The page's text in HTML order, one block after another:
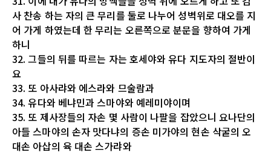
사 찬송 하는 자의 큰 무리를 둘로 나누어 성벽위로 대오를 지
어 가게 하였는데 한 무리는 오른쪽으로 분문을 향하여 가게
하니
32. 그들의 뒤를 따르는 자는 호세야와 유다 지도자의 절반이
요
33. 또 아사랴와 에스라와 므술람과
34. 유다와 베냐민과 스마야와 예레미야이며
35. 또 제사장들의 자손 몇 사람이 나팔을 잡았으니 요나단의
아들 스마야의 손자 맛다냐의 증손 미가야의 현손 삭굴의 오
대손 아삽의 육 대손 스가랴와